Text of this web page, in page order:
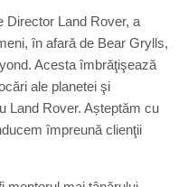
Director Land Rover, a
în afară de Bear Grylls,
Acesta îmbrăţişează
ale planetei şi
Land Rover. Așteptăm cu
împreună clienţii